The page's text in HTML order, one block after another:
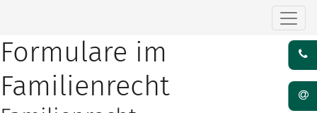
Formulare im
Familienrecht